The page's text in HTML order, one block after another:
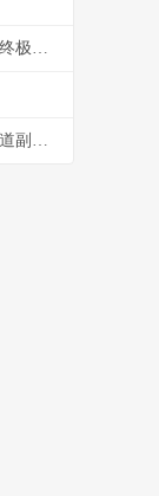
我的世界怎么联机生存，携手共建方块乐园的终极指南
和平精英单人散沙技巧，独狼的生存与制胜之道副标题